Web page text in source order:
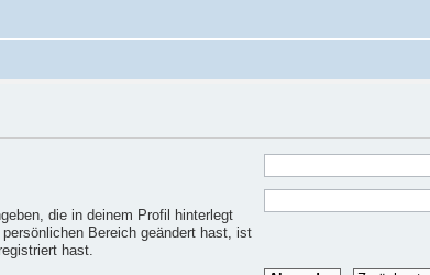
die in deinem Profil hinterlegt
Bereich geändert hast, ist
hast.